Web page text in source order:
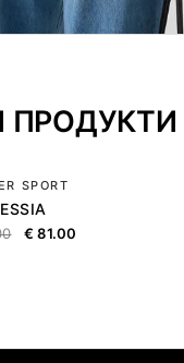
ПРОДУКТИ
SPORT
€ 81.00